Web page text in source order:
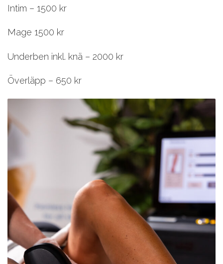
Intim – 1500 kr
Mage 1500 kr
Underben inkl. knä – 2000 kr
Överläpp – 650 kr